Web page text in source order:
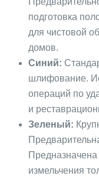
подготовка
для чистовой
домов.
Синий:
шлифование.
операций по
и
Зеленый:
измельчения